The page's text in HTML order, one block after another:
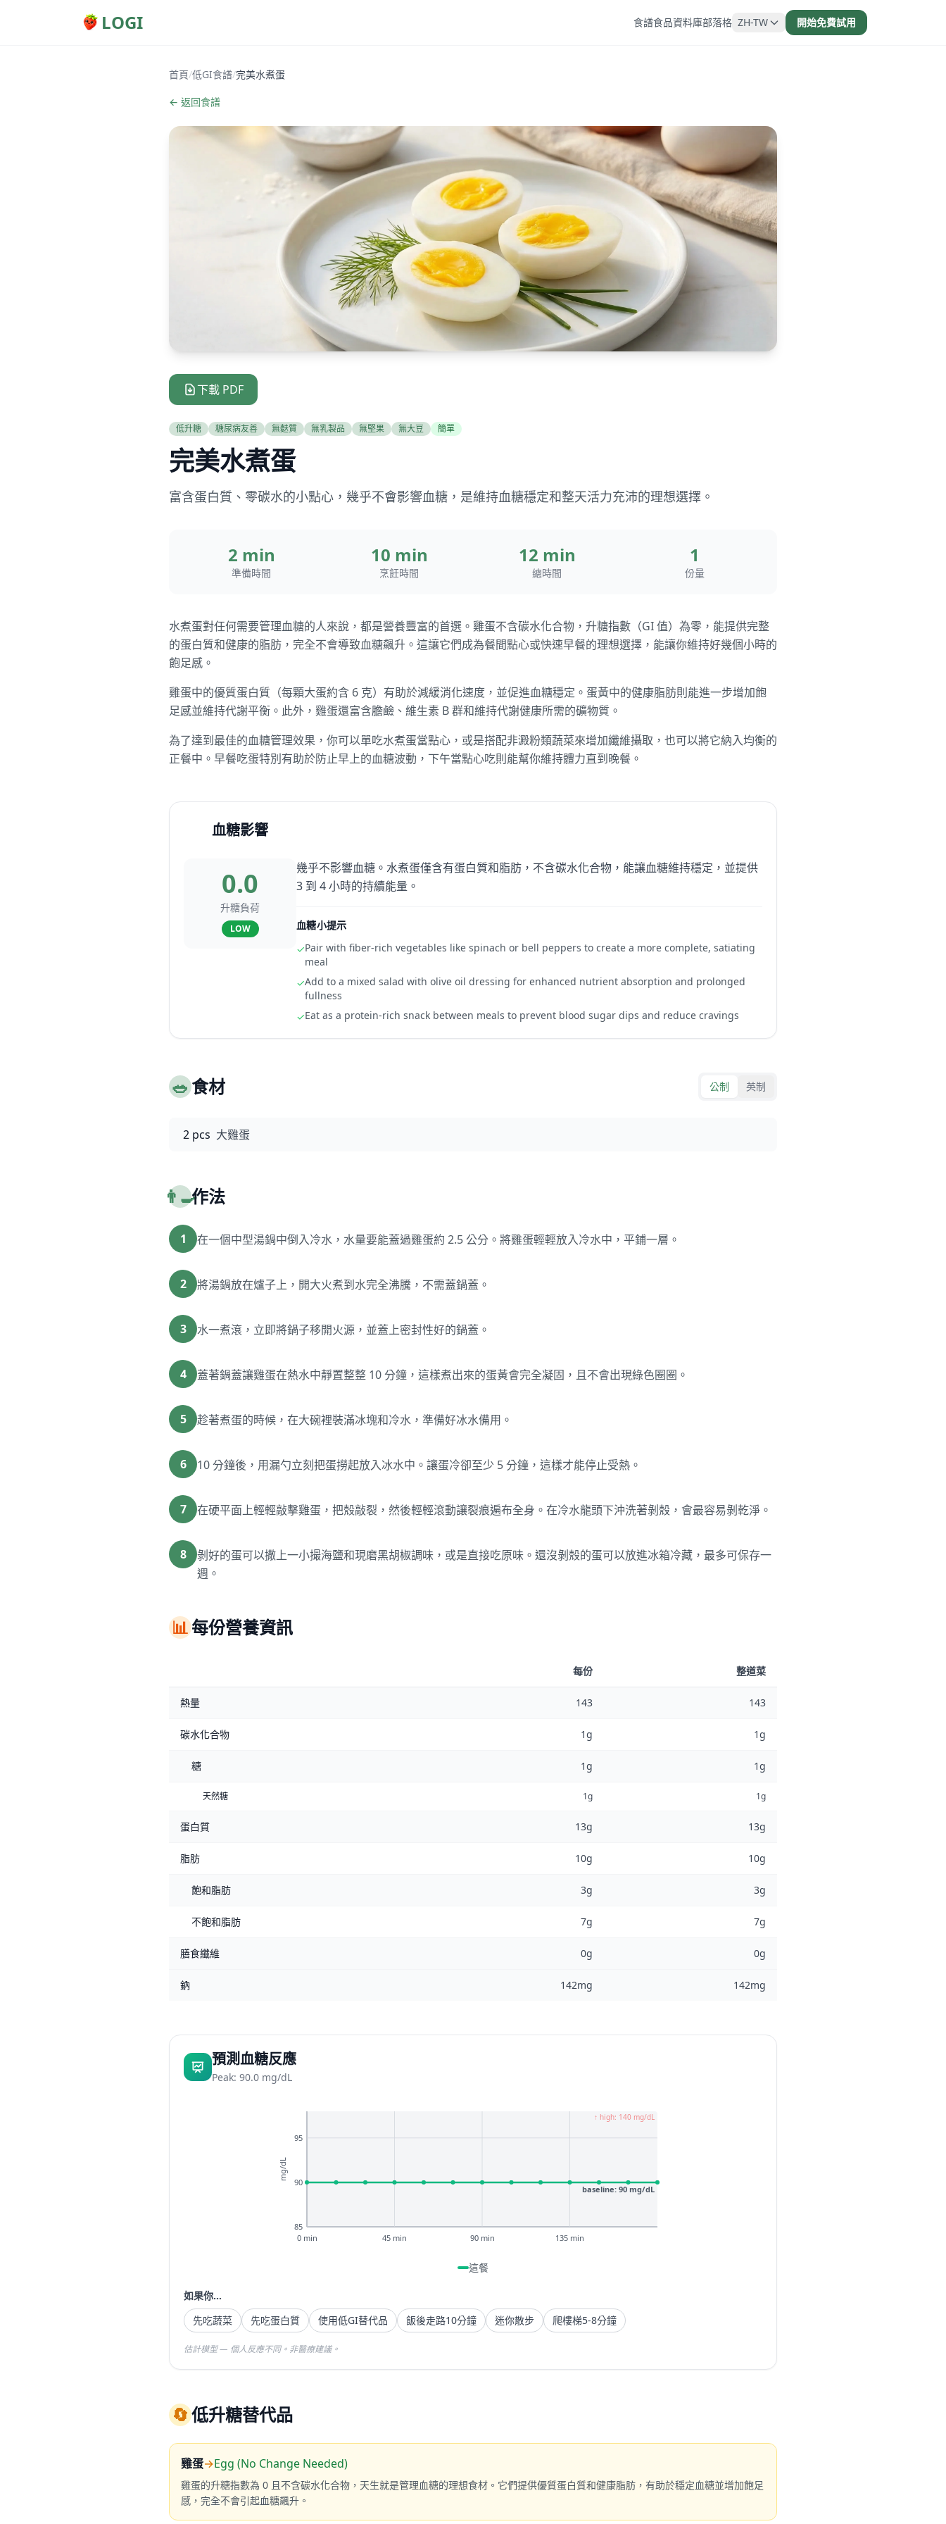
LOGI 食譜食品資料庫部落格 ZH-TW 開始免費試用
首頁/低GI食譜/完美水煮蛋
← 返回食譜
下載 PDF
低升糖 糖尿病友善 無麩質 無乳製品 無堅果 無大豆 簡單
完美水煮蛋
富含蛋白質、零碳水的小點心，幾乎不會影響血糖，是維持血糖穩定和整天活力充沛的理想選擇。
2 min
準備時間
10 min
烹飪時間
12 min
總時間
1
份量
水煮蛋對任何需要管理血糖的人來說，都是營養豐富的首選。雞蛋不含碳水化合物，升糖指數（GI 值）為零，能提供完整
的蛋白質和健康的脂肪，完全不會導致血糖飆升。這讓它們成為餐間點心或快速早餐的理想選擇，能讓你維持好幾個小時的
飽足感。
雞蛋中的優質蛋白質（每顆大蛋約含 6 克）有助於減緩消化速度，並促進血糖穩定。蛋黃中的健康脂肪則能進一步增加飽
足感並維持代謝平衡。此外，雞蛋還富含膽鹼、維生素 B 群和維持代謝健康所需的礦物質。
為了達到最佳的血糖管理效果，你可以單吃水煮蛋當點心，或是搭配非澱粉類蔬菜來增加纖維攝取，也可以將它納入均衡的
正餐中。早餐吃蛋特別有助於防止早上的血糖波動，下午當點心吃則能幫你維持體力直到晚餐。
血糖影響
0.0
升糖負荷
LOW
幾乎不影響血糖。水煮蛋僅含有蛋白質和脂肪，不含碳水化合物，能讓血糖維持穩定，並提供
3 到 4 小時的持續能量。
血糖小提示
✓Pair with fiber-rich vegetables like spinach or bell peppers to create a more complete, satiating
meal
✓Add to a mixed salad with olive oil dressing for enhanced nutrient absorption and prolonged
fullness
✓Eat as a protein-rich snack between meals to prevent blood sugar dips and reduce cravings
🥗食材 公制 英制
2 pcs 大雞蛋
👨‍🍳作法
1 在一個中型湯鍋中倒入冷水，水量要能蓋過雞蛋約 2.5 公分。將雞蛋輕輕放入冷水中，平鋪一層。
2 將湯鍋放在爐子上，開大火煮到水完全沸騰，不需蓋鍋蓋。
3 水一煮滾，立即將鍋子移開火源，並蓋上密封性好的鍋蓋。
4 蓋著鍋蓋讓雞蛋在熱水中靜置整整 10 分鐘，這樣煮出來的蛋黃會完全凝固，且不會出現綠色圈圈。
5 趁著煮蛋的時候，在大碗裡裝滿冰塊和冷水，準備好冰水備用。
6 10 分鐘後，用漏勺立刻把蛋撈起放入冰水中。讓蛋冷卻至少 5 分鐘，這樣才能停止受熱。
7 在硬平面上輕輕敲擊雞蛋，把殼敲裂，然後輕輕滾動讓裂痕遍布全身。在冷水龍頭下沖洗著剝殼，會最容易剝乾淨。
8
剝好的蛋可以撒上一小撮海鹽和現磨黑胡椒調味，或是直接吃原味。還沒剝殼的蛋可以放進冰箱冷藏，最多可保存一
週。
📊每份營養資訊
每份 整道菜
熱量 143 143
碳水化合物 1g 1g
糖 1g 1g
天然糖 1g 1g
蛋白質 13g 13g
脂肪 10g 10g
飽和脂肪 3g 3g
不飽和脂肪 7g 7g
膳食纖維 0g 0g
鈉 142mg 142mg
預測血糖反應
Peak: 90.0 mg/dL
85
90
95
0 min 45 min 90 min 135 min
↑ high: 140 mg/dL
baseline: 90 mg/dL
mg/dL
這餐
如果你...
先吃蔬菜
先吃蛋白質 使用低GI替代品 飯後走路10分鐘 迷你散步 爬樓梯5-8分鐘
估計模型 — 個人反應不同。非醫療建議。
🔄低升糖替代品
雞蛋→Egg (No Change Needed)
雞蛋的升糖指數為 0 且不含碳水化合物，天生就是管理血糖的理想食材。它們提供優質蛋白質和健康脂肪，有助於穩定血糖並增加飽足
感，完全不會引起血糖飆升。